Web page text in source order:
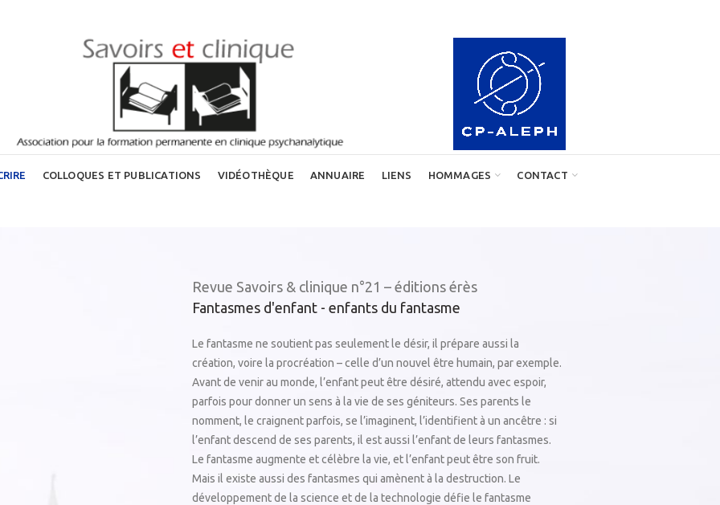
COLLOQUES ET PUBLICATIONS VIDÉOTHÈQUE ANNUAIRE LIENS HOMMAGES CONTACT
Revue Savoirs & clinique n°21 – éditions érès
Fantasmes d'enfant - enfants du fantasme
Le fantasme ne soutient pas seulement le désir, il prépare aussi la
création, voire la procréation – celle d’un nouvel être humain, par exemple.
Avant de venir au monde, l’enfant peut être désiré, attendu avec espoir,
parfois pour donner un sens à la vie de ses géniteurs. Ses parents le
nomment, le craignent parfois, se l’imaginent, l’identifient à un ancêtre : si
l’enfant descend de ses parents, il est aussi l’enfant de leurs fantasmes.
Le fantasme augmente et célèbre la vie, et l’enfant peut être son fruit.
Mais il existe aussi des fantasmes qui amènent à la destruction. Le
développement de la science et de la technologie défie le fantasme